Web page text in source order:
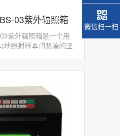
03紫外辐照箱
紫外辐照箱是一个用
地照射样本的紧凑的坚
微信扫一扫